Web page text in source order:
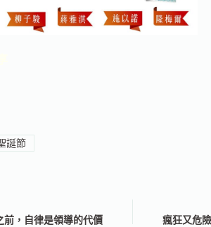
誕節
前，自律是領導的代價 瘋狂又危